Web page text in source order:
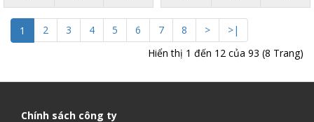
1 2 3 4 5 6 7 8 >
>|
Hiển thị 1 đến 12 của 93 (8 Trang)
Chính sách công ty